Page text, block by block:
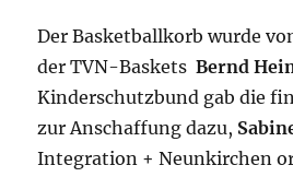
Der Basketballkorb wurde
der TVN-BasketsBernd
Kinderschutzbund gab die
zur Anschaffung dazu,
Integration + Neunkirchen